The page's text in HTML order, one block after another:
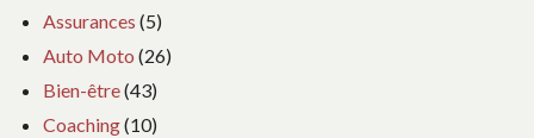
Assurances (5)
Auto Moto (26)
Bien-être(43)
Coaching(10)